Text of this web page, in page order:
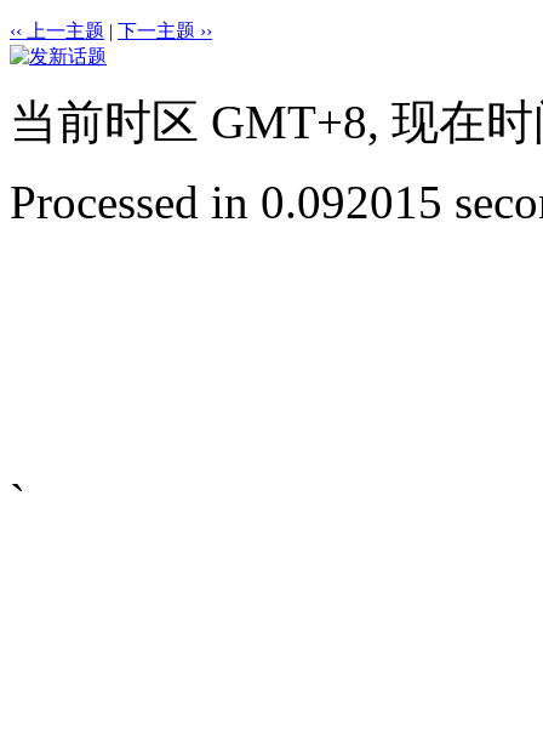
‹‹ 上一主题 | 下一主题 ››
当前时区 GMT+8, 现在
Processed in 0.092015
`